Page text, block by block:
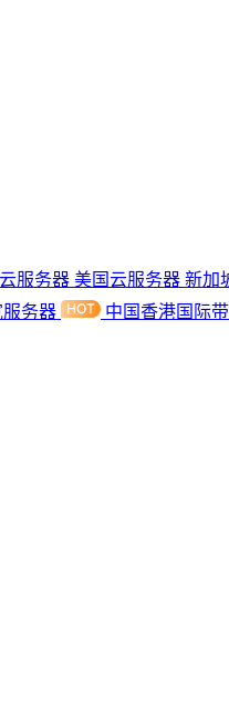
服务器 美国云服务器 新加
务器 中国香港国际